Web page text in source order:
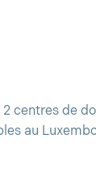
centres de
au